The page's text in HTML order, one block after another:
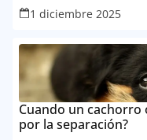
1 diciembre 2025
Cuando un cachorro
por la separación?